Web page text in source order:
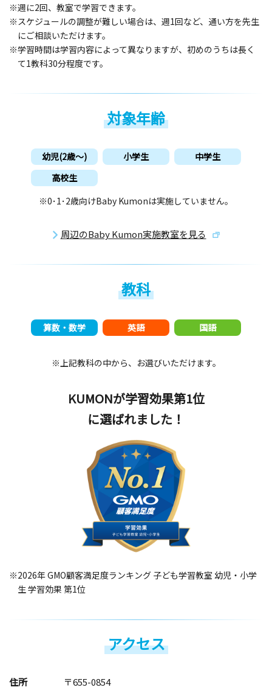
※週に2回、教室で学習できます。
※スケジュールの調整が難しい場合は、週1回など、通い方を先生
にご相談いただけます。
※学習時間は学習内容によって異なりますが、初めのうちは長く
て1教科30分程度です。
対象年齢
幼児(2歳〜) 小学生
中学生
高校生
※0･1･2歳向けBaby Kumonは実施していません。
周辺のBaby Kumon実施教室を見る
教科
算数・数学 英語 国語
※上記教科の中から、お選びいただけます。
KUMONが学習効果第1位
に選ばれました！
※2026年 GMO顧客満足度ランキング 子ども学習教室 幼児・小学
生 学習効果 第1位
アクセス
住所
〒655-0854